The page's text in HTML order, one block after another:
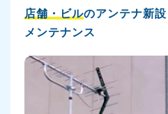
店舗・ビルのアンテナ新
メンテナンス